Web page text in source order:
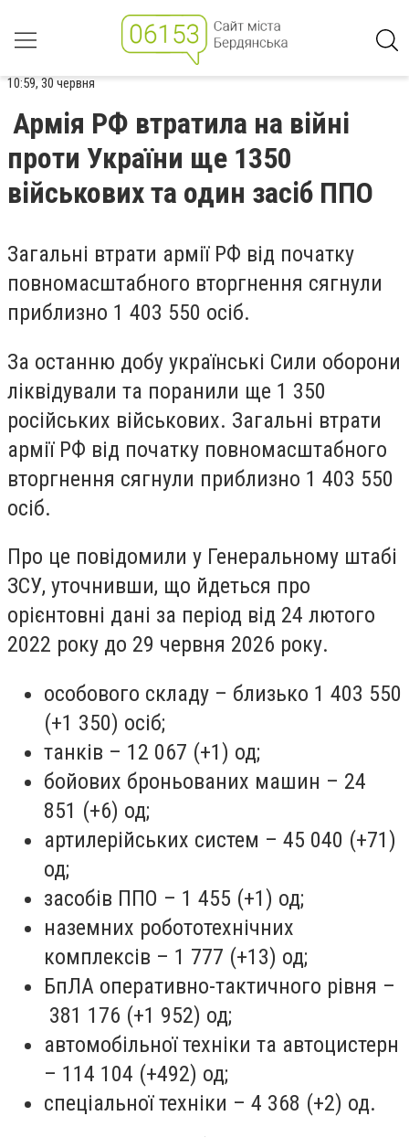
10:59, 30 червня
Армія РФ втратила на війні
проти України ще 1350
військових та один засіб ППО
Загальні втрати армії РФ від початку
повномасштабного вторгнення сягнули
приблизно 1 403 550 осіб.
За останню добу українські Сили оборони
ліквідували та поранили ще 1 350
російських військових. Загальні втрати
армії РФ від початку повномасштабного
вторгнення сягнули приблизно 1 403 550
осіб.
Про це повідомили у Генеральному штабі
ЗСУ, уточнивши, що йдеться про
орієнтовні дані за період від 24 лютого
2022 року до 29 червня 2026 року.
особового складу – близько 1 403 550
(+1 350) осіб;
танків – 12 067 (+1) од;
бойових броньованих машин – 24
851 (+6) од;
артилерійських систем – 45 040 (+71)
од;
засобів ППО – 1 455 (+1) од;
наземних робототехнічних
комплексів – 1 777 (+13) од;
БпЛА оперативно-тактичного рівня –
381 176 (+1 952) од;
автомобільної техніки та автоцистерн
– 114 104 (+492) од;
спеціальної техніки – 4 368 (+2) од.